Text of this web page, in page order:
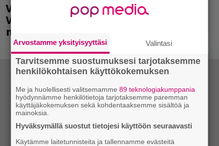
Valtava Yle 100 vuotta -tapahtuma
Veikkaus Arenalla syyskuussa – muista
myös metalliklassikot-konsertti
Arvostamme yksityisyyttäsi Valintasi
Tarvitsemme suostumuksesi tarjotaksemme
henkilökohtaisen käyttökokemuksen
Me ja huolellisesti valitsemamme89 teknologiakumppania
hyödynnämme henkilötietoja tarjotaksemme paremman
käyttäjäkokemuksen sekä kohdentaaksemme sisältöä ja
mainoksia.
Hyväksymällä suostut tietojesi käyttöön seuraavasti
Käytämme laitetunnisteita ja tallennamme evästeitä